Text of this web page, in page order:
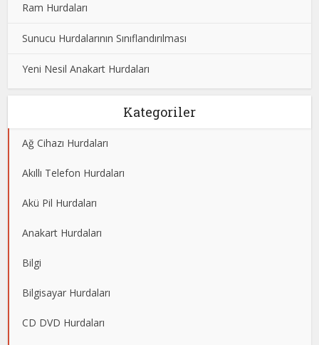
Ram Hurdaları
Sunucu Hurdalarının Sınıflandırılması
Yeni Nesil Anakart Hurdaları
Kategoriler
Ağ Cihazı Hurdaları
Akıllı Telefon Hurdaları
Akü Pil Hurdaları
Anakart Hurdaları
Bilgi
Bilgisayar Hurdaları
CD DVD Hurdaları